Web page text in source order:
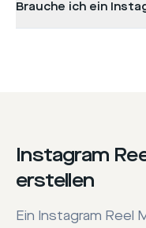
Brauche ich ein
Instagram
erstellen
Ein Instagram Reel